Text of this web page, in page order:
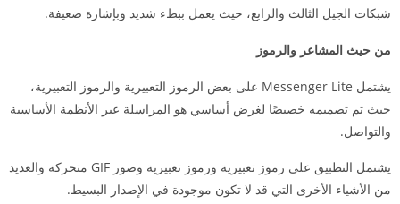
شبكات الجيل الثالث والرابع، حيث يعمل ببطء شديد وبإشارة ضعيفة.
من حيث المشاعر والرموز
يشتمل Messenger Lite على بعض الرموز التعبيرية والرموز التعبيرية،
حيث تم تصميمه خصيصًا لغرض أساسي هو المراسلة عبر الأنظمة الأساسية
والتواصل.
يشتمل التطبيق على رموز تعبيرية ورموز تعبيرية وصور GIF متحركة والعديد
من الأشياء الأخرى التي قد لا تكون موجودة في الإصدار البسيط.